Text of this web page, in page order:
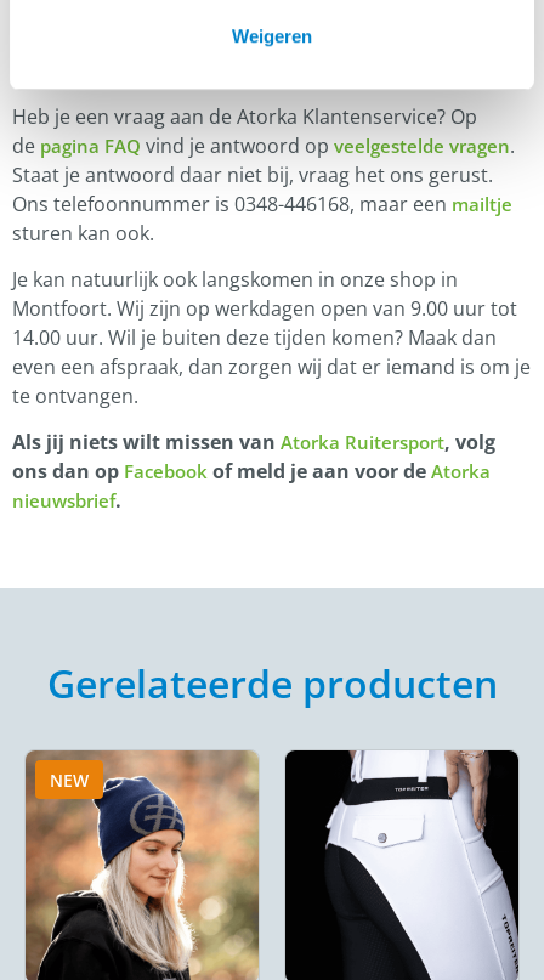
Weigeren
Heb je een vraag aan de Atorka Klantenservice? Op
de pagina FAQ vind je antwoord op veelgestelde vragen.
Staat je antwoord daar niet bij, vraag het ons gerust.
Ons telefoonnummer is 0348-446168, maar een mailtje
sturen kan ook.
Je kan natuurlijk ook langskomen in onze shop in
Montfoort. Wij zijn op werkdagen open van 9.00 uur tot
14.00 uur. Wil je buiten deze tijden komen? Maak dan
even een afspraak, dan zorgen wij dat er iemand is om je
te ontvangen.
Als jij niets wilt missen van Atorka Ruitersport, volg
ons dan op Facebook of meld je aan voor de Atorka
nieuwsbrief.
Gerelateerde producten
NEW